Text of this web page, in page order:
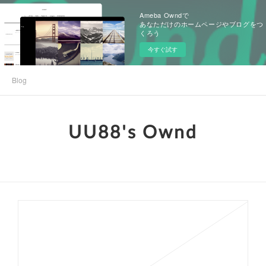
Ameba Owndで
あなただけのホームページやブログをつ
くろう
今すぐ試す
Blog
UU88's Ownd